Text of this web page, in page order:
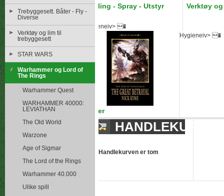
Trebyggesett. Båter - Fly -
Diverse
Verktøy og lim til
trebyggesett
STAR WARS
Warhammer og Lord of
The Rings
Warhammer Quest
WARHAMMER 40000:
LEVIATHAN
The Old World
Warzone
Age of Sigmar
The Lord of the Rings
Warhammer 40.000
Ulike spill
Maling - Spray - Utstyr Verktøy
Hygieneiv> �
Bøker
Hygieneiv> �
HANDLEKURV
Handlekurven er tom